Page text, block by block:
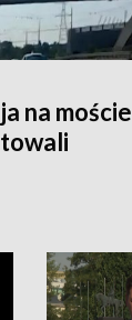
na moście